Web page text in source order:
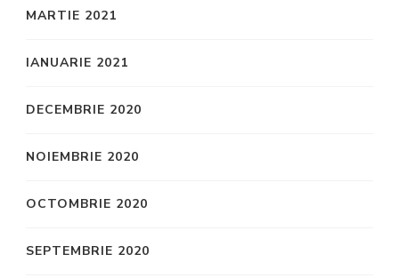
MARTIE 2021
IANUARIE 2021
DECEMBRIE 2020
NOIEMBRIE 2020
OCTOMBRIE 2020
SEPTEMBRIE 2020